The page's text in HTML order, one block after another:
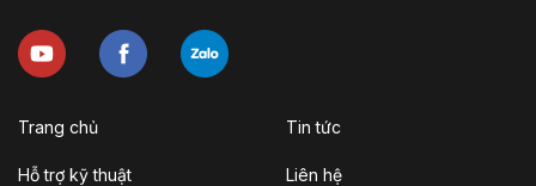
Trang chủ
Hỗ trợ kỹ thuật
Tin tức
Liên hệ